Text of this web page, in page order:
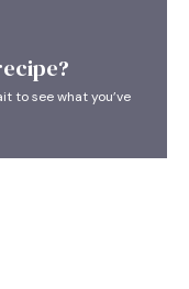
to see what you’ve